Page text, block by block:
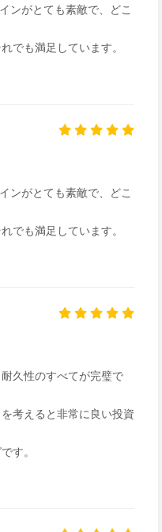
ンがとても素敵で、どこ
でも満足しています。
ンがとても素敵で、どこ
でも満足しています。
久性のすべてが完璧で
考えると非常に良い投資
す。